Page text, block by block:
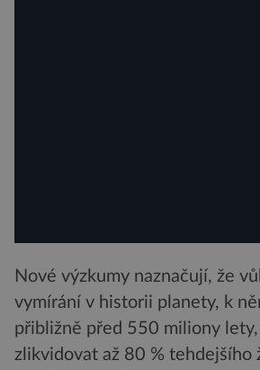
Nové výzkumy naznačují, že
vymírání v historii planety, k
přibližně před 550 miliony
zlikvidovat až 80 % tehdejšího